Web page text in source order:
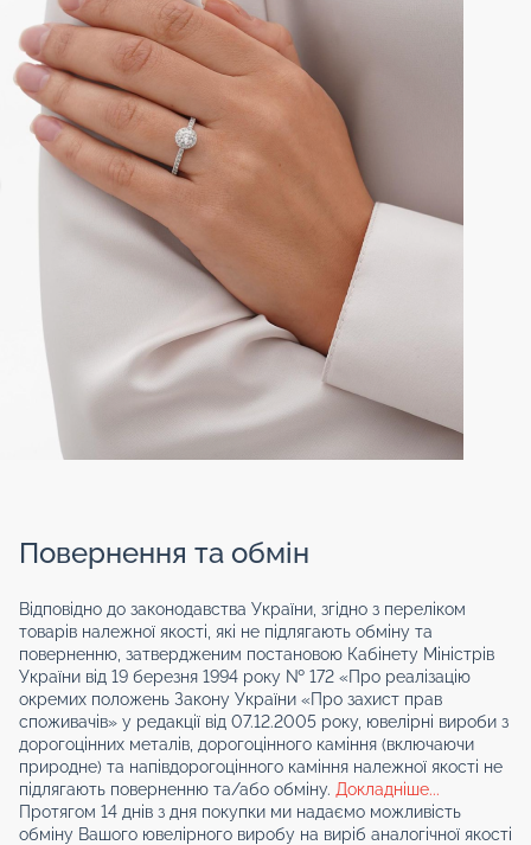
Повернення та обмін
Відповідно до законодавства України, згідно з переліком
товарів належної якості, які не підлягають обміну та
поверненню, затвердженим постановою Кабінету Міністрів
України від 19 березня 1994 року № 172 «Про реалізацію
окремих положень Закону України «Про захист прав
споживачів» у редакції від 07.12.2005 року, ювелірні вироби з
дорогоцінних металів, дорогоцінного каміння (включаючи
природне) та напівдорогоцінного каміння належної якості не
підлягають поверненню та/або обміну. Докладніше...
Протягом 14 днів з дня покупки ми надаємо можливість
обміну Вашого ювелірного виробу на виріб аналогічної якості